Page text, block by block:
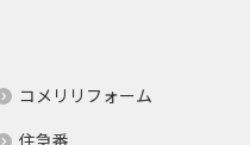
コメリリフォーム
住急番